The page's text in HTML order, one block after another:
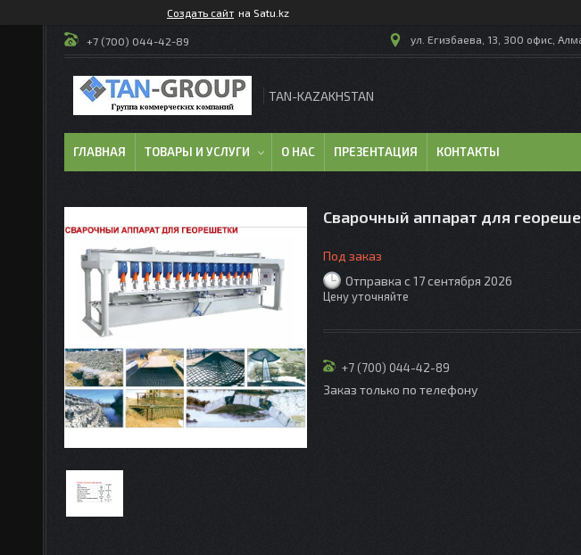
Создать сайт на Satu.kz
+7 (700) 044-42-89 ул. Егизбаева, 13, 300 офис,
TAN-KAZAKHSTAN
ГЛАВНАЯ ТОВАРЫ И УСЛУГИ О НАС ПРЕЗЕНТАЦИЯ КОНТАКТЫ
Сварочный аппарат для
Под заказ
Отправка с 17 сентября 2026
Цену уточняйте
+7 (700) 044-42-89
Заказ только по телефону